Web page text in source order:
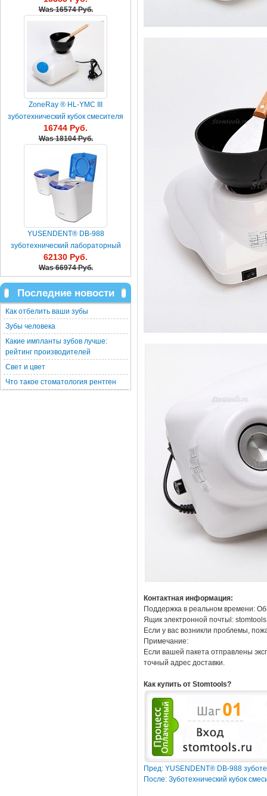
Контактная информация:
Поддержка в реальном времени:
Ящик электронной почтыl:
Если у вас возникли проблемы,
Примечание:
Если вашей пакета отправлены
точный адрес доставки.
Как купить от Stomtools?
Пред: YUSENDENT® DB-988
После: Зуботехнический кубок
Was16574 Руб.
ZoneRay ® HL-YMC III
зуботехнический кубок смесителя
материала альгината
16744 Руб.
Was18104 Руб.
YUSENDENT® DB-988
зуботехнический лабораторный
центрифуг смесителя альгината
62130 Руб.
Was66974 Руб.
Последние новости
Как отбелить ваши зубы
Зубы человека
Какие импланты зубов лучше:
рейтинг производителей
Свет и цвет
Что такое стоматология рентген